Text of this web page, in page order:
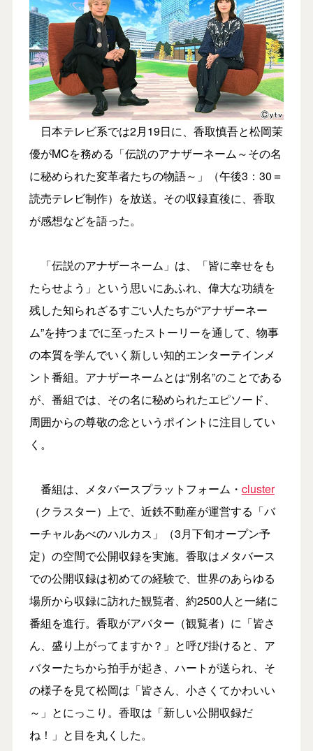
日本テレビ系では2月19日に、香取慎吾と松岡茉
優がMCを務める「伝説のアナザーネーム～その名
に秘められた変革者たちの物語～」（午後3：30＝
読売テレビ制作）を放送。その収録直後に、香取
が感想などを語った。
「伝説のアナザーネーム」は、「皆に幸せをも
たらせよう」という思いにあふれ、偉大な功績を
残した知られざるすごい人たちが“アナザーネー
ム”を持つまでに至ったストーリーを通して、物事
の本質を学んでいく新しい知的エンターテインメ
ント番組。アナザーネームとは“別名”のことである
が、番組では、その名に秘められたエピソード、
周囲からの尊敬の念というポイントに注目してい
く。
番組は、メタバースプラットフォーム・ cluster
（クラスター）上で、近鉄不動産が運営する「バ
ーチャルあべのハルカス」（3月下旬オープン予
定）の空間で公開収録を実施。香取はメタバース
での公開収録は初めての経験で、世界のあらゆる
場所から収録に訪れた観覧者、約2500人と一緒に
番組を進行。香取がアバター（観覧者）に「皆さ
ん、盛り上がってますか？」と呼び掛けると、ア
バターたちから拍手が起き、ハートが送られ、そ
の様子を見て松岡は「皆さん、小さくてかわいい
～」とにっこり。香取は「新しい公開収録だ
ね！」と目を丸くした。